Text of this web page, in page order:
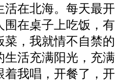
在北海。每天最开
在桌子上吃饭，有
，我就情不自禁的
生活充满阳光，充满
着我唱，开餐了，开